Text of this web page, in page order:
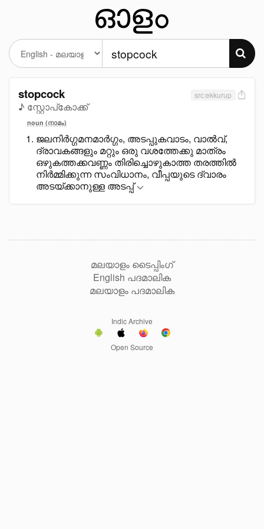
stopcock
♪ സ്റ്റോപ്കോക്ക്
src:ekkurup
noun (നാമം)
ജലനിർഗ്ഗമനമാർഗ്ഗം, അടപ്പുകവാടം, വാൽവ്,
ദ്രാവകങ്ങളും മറ്റും ഒരു വശത്തേക്കു മാത്രം
ഒഴുകത്തക്കവണ്ണം തിരിച്ചൊഴുകാത്ത തരത്തിൽ
നിർമ്മിക്കുന്ന സംവിധാനം, വീപ്പയുടെ ദ്വാരം
അടയ്ക്കാനുള്ള അടപ്പ്
മലയാളം ടൈപ്പിംഗ്
English പദമാലിക
മലയാളം പദമാലിക
Indic Archive
Open Source